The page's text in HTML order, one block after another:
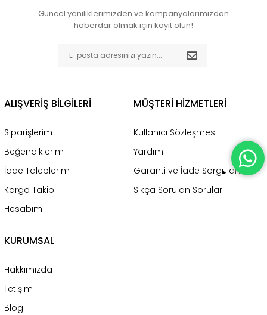
Güncel yeniliklerimizden ve kampanyalarımızdan
haberdar olmak için kayıt olun!
ALIŞVERİŞ BİLGİLERİ
Siparişlerim
Beğendiklerim
İade Taleplerim
Kargo Takip
Hesabım
MÜŞTERİ HİZMETLERİ
Kullanıcı Sözleşmesi
Yardım
Garanti ve İade Sorgulama
Sıkça Sorulan Sorular
KURUMSAL
Hakkımızda
İletişim
Blog